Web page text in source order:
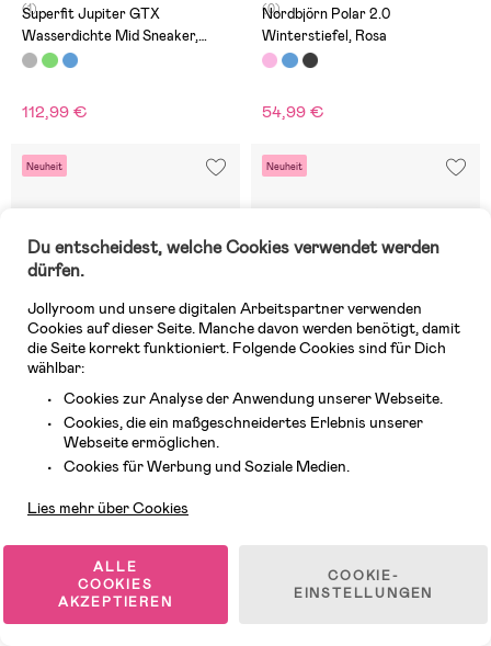
(1)
Superfit Jupiter GTX
Wasserdichte Mid Sneaker,
Grey/Blue
112,99 €
(0)
Nordbjörn Polar 2.0
Winterstiefel, Rosa
54,99 €
Neuheit
Auf Lager
(0)
Nordbjörn Polar 2.0
54,99 €
Neuheit
Auf Lager
Du entscheidest, welche Cookies verwendet werden
dürfen.
Jollyroom und unsere digitalen Arbeitspartner verwenden
Cookies auf dieser Seite. Manche davon werden benötigt, damit
die Seite korrekt funktioniert. Folgende Cookies sind für Dich
wählbar:
Cookies zur Analyse der Anwendung unserer Webseite.
Cookies, die ein maßgeschneidertes Erlebnis unserer
Webseite ermöglichen.
Cookies für Werbung und Soziale Medien.
Lies mehr über Cookies
ALLE
COOKIES
AKZEPTIEREN
COOKIE-
EINSTELLUNGEN